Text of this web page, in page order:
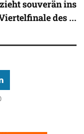
souverän ins
des ...